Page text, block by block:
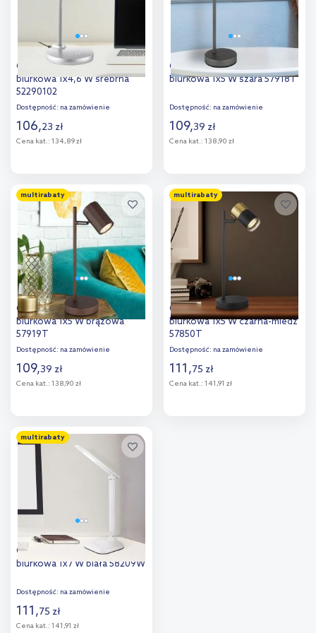
Globo Lighting Carmen lampa
biurkowa 1x4,6 W srebrna
52290102
Dostępność: na zamówienie
106,23 zł
Cena kat.: 134,89 zł
Dodaj do
porównania
Globo Lighting James lampa
biurkowa 1x5 W szara 57918T
Dostępność: na zamówienie
109,39 zł
Cena kat.: 138,90 zł
Dodaj do
porównania
multirabaty
Globo Lighting James lampa
biurkowa 1x5 W brązowa
57919T
Dostępność: na zamówienie
109,39 zł
Cena kat.: 138,90 zł
Dodaj do
porównania
multirabaty
Globo Lighting Brisbon lampa
biurkowa 1x5 W czarna-miedź
57850T
Dostępność: na zamówienie
111,75 zł
Cena kat.: 141,91 zł
multirabaty
Globo Lighting Davos lampa
biurkowa 1x7 W biała 58209W
Dostępność: na zamówienie
111,75 zł
Cena kat.: 141,91 zł